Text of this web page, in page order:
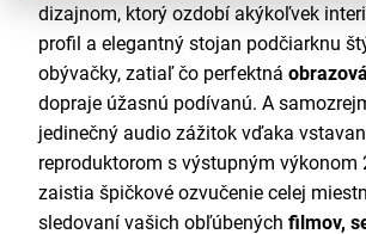
dizajnom, ktorý ozdobí akýkoľvek
profil a elegantný stojan podčiarknu
obývačky, zatiaľ čo perfektná
dopraje úžasnú podívanú. A
jedinečný audio zážitok vďaka
reproduktorom s výstupným výkonom
zaistia špičkové ozvučenie celej
sledovaní vašich obľúbených filmov,